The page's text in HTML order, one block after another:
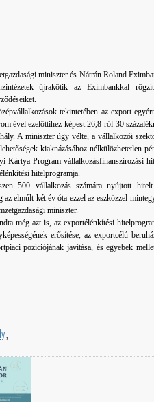
miniszter és Nátrán Roland
újrakötik az Eximbankkal
tekintetében az export
ével ezelőttihez képest 26,8-ról 30
A miniszter úgy vélte, a vállalkozói
kiaknázásához nélkülözhetetlen
Kártya Program vállalkozásfinanszírozási
hitelprogramja.
500 vállalkozás számára nyújtott
elmúlt két év óta ezzel az eszközzel
miniszter.
még azt is, az exportélénkítési
erősítése, az exportcélú
pozíciójának javítása, és egyebek
,